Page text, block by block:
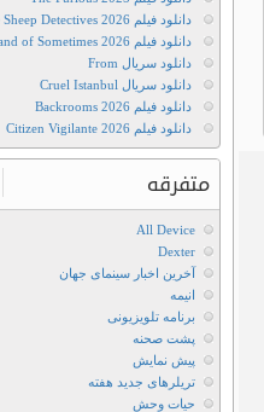
سریال
استانبول
ظالم
2019
دانلود
سریال
Cruel
Istanbul
2019
دانلود
سریال
Cruel
Istanbul
2019
دانلود فیلم The Sheep Detectives 2026
دانلود فیلم The Land of Sometimes 2026
دانلود سریال From
دانلود سریال Cruel Istanbul
دانلود فیلم Backrooms 2026
دانلود فیلم Citizen Vigilante 2026
متفرقه
All Device
Dexter
آخرین اخبار سینمای جهان
انیمه
برنامه تلویزیونی
پشت صحنه
پیش نمایش
تریلرهای جدید هفته
حیات وحش